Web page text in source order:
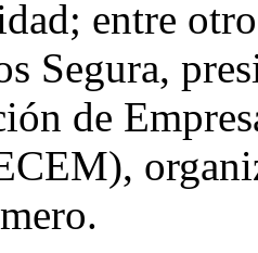
entre
Segura,
de